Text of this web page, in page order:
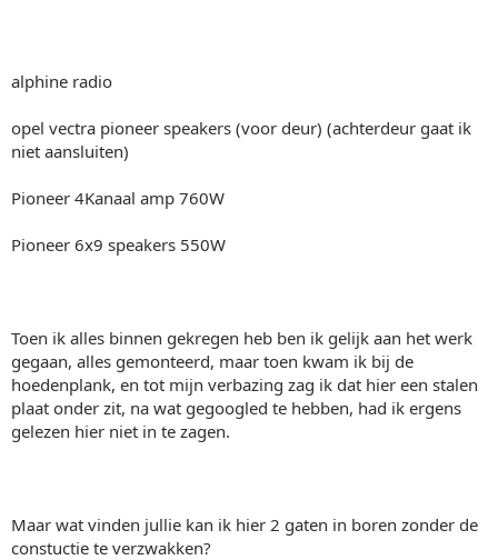
alphine radio
opel vectra pioneer speakers (voor deur) (achterdeur gaat ik
niet aansluiten)
Pioneer 4Kanaal amp 760W
Pioneer 6x9 speakers 550W
Toen ik alles binnen gekregen heb ben ik gelijk aan het werk
gegaan, alles gemonteerd, maar toen kwam ik bij de
hoedenplank, en tot mijn verbazing zag ik dat hier een stalen
plaat onder zit, na wat gegoogled te hebben, had ik ergens
gelezen hier niet in te zagen.
Maar wat vinden jullie kan ik hier 2 gaten in boren zonder de
constuctie te verzwakken?